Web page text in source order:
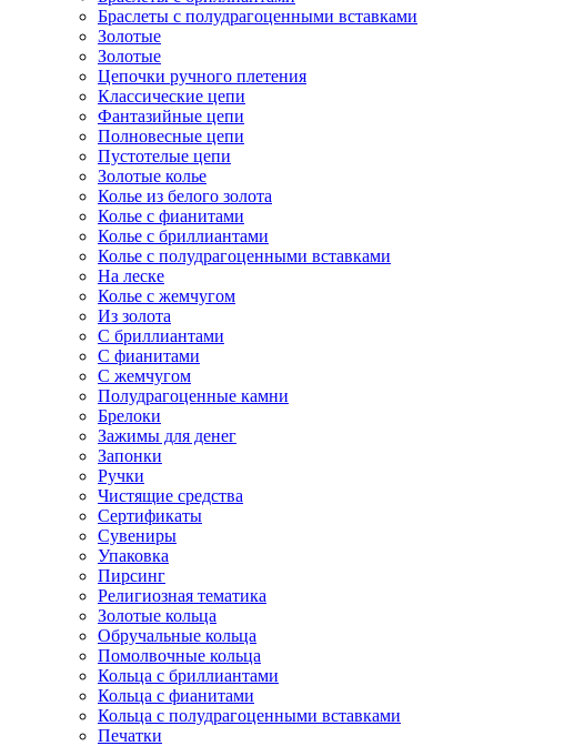
Браслеты с полудрагоценными вставками
Золотые
Золотые
Цепочки ручного плетения
Классические цепи
Фантазийные цепи
Полновесные цепи
Пустотелые цепи
Золотые колье
Колье из белого золота
Колье с фианитами
Колье с бриллиантами
Колье с полудрагоценными вставками
На леске
Колье с жемчугом
Из золота
С бриллиантами
С фианитами
С жемчугом
Полудрагоценные камни
Брелоки
Зажимы для денег
Запонки
Ручки
Чистящие средства
Сертификаты
Сувениры
Упаковка
Пирсинг
Религиозная тематика
Золотые кольца
Обручальные кольца
Помолвочные кольца
Кольца с бриллиантами
Кольца с фианитами
Кольца с полудрагоценными вставками
Печатки